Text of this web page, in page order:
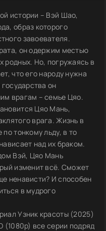
истории – Вэй Шао,
образ которого
завоевателя.
он одержим местью
родных. Но, погружаясь в
что его народу нужна
он
врагам – семье Цяо.
Цяо Мань,
врага. Жизнь в
тонкому льду, в то
над их браком.
Вэй, Цяо Мань
изменит всё. Сможет
ненависти? И способен
в мудрого
Узник красоты (2025)
(1080p) все серии подряд